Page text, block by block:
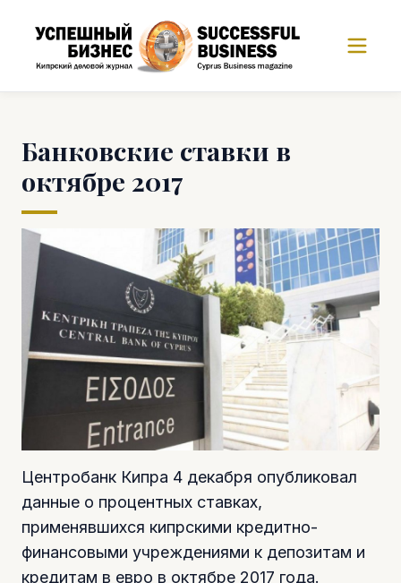
Банковские ставки в
октябре 2017
Центробанк Кипра 4 декабря опубликовал
данные о процентных ставках,
применявшихся кипрскими кредитно-
финансовыми учреждениями к депозитам и
кредитам в евро в октябре 2017 года.